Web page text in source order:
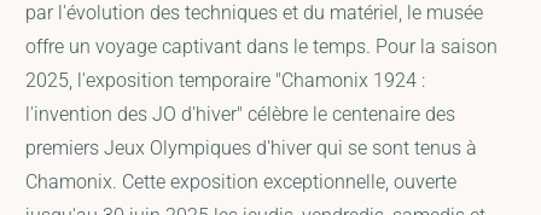
par l'évolution des techniques et du matériel, le musée
offre un voyage captivant dans le temps. Pour la saison
2025, l'exposition temporaire "Chamonix 1924 :
l'invention des JO d'hiver" célèbre le centenaire des
premiers Jeux Olympiques d'hiver qui se sont tenus à
Chamonix. Cette exposition exceptionnelle, ouverte